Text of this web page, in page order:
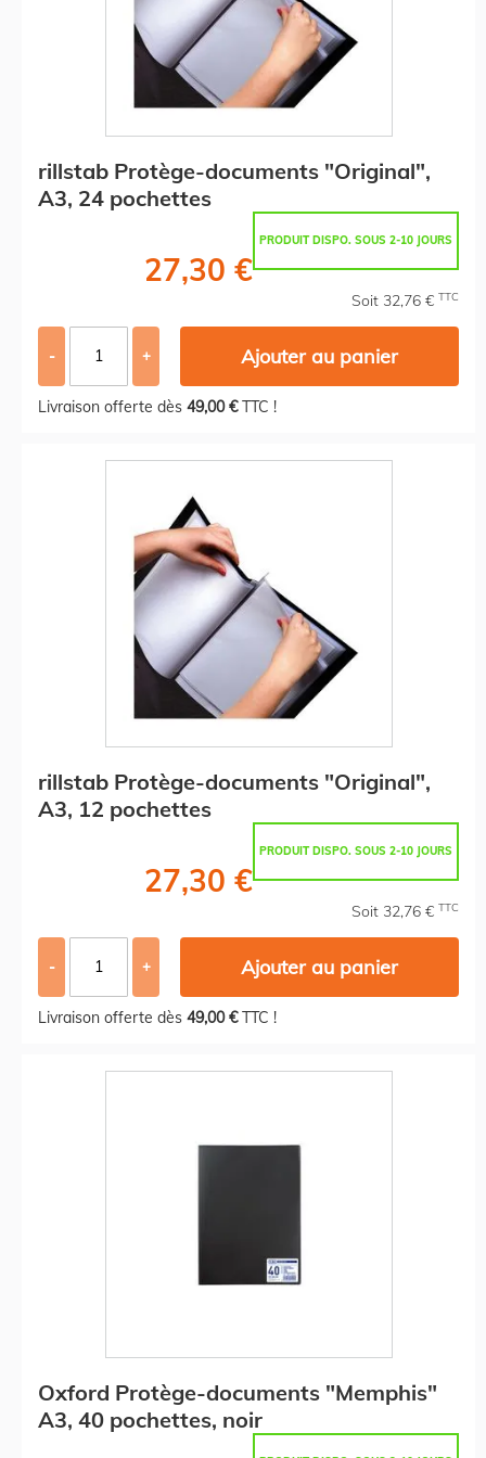
rillstab Protège-documents "Original",
A3, 24 pochettes
PRODUIT DISPO. SOUS 2-10 JOURS
27,30 €
Soit 32,76 € TTC
- + Ajouter au panier
Livraison offerte dès 49,00 €TTC !
rillstab Protège-documents "Original",
A3, 12 pochettes
PRODUIT DISPO. SOUS 2-10 JOURS
27,30 €
Soit 32,76 € TTC
- + Ajouter au panier
Livraison offerte dès 49,00 €TTC !
Oxford Protège-documents "Memphis"
A3, 40 pochettes, noir